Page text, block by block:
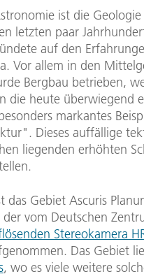
ist die
letzten paar
auf den
Vor allem in den
Bergbau betrieben,
die heute überwiegend
markantes
Dieses auffällige
liegenden erhöhten
das Gebiet Ascuris
vom Deutschen
Stereokamera
Das Gebiet
, wo es viele weitere